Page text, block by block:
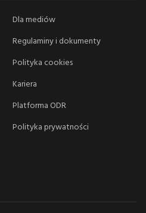
Dla mediów
Regulaminy i dokumenty
Polityka cookies
Kariera
Platforma ODR
Polityka prywatności